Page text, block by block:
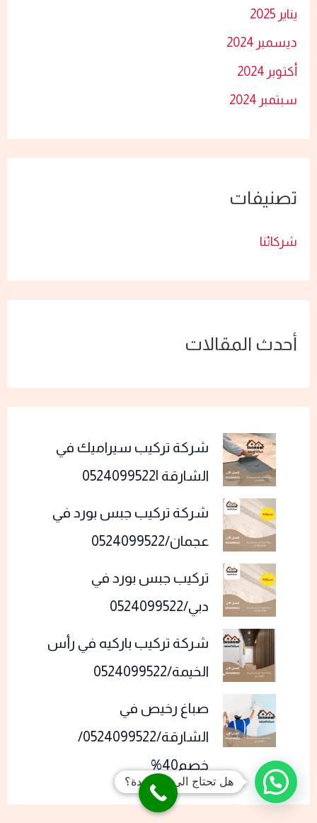
يناير 2025
ديسمبر 2024
أكتوبر 2024
سبتمبر 2024
تصنيفات
شركائنا
أحدث المقالات
شركة تركيب سيراميك في
الشارقة |0524099522
شركة تركيب جبس بورد في
عجمان/0524099522
تركيب جبس بورد في
دبي/0524099522
شركة تركيب باركيه في رأس
الخيمة/0524099522
صباغ رخيص في
الشارقة/0524099522/
خصم40%
هل تحتاج الى مساعدة؟